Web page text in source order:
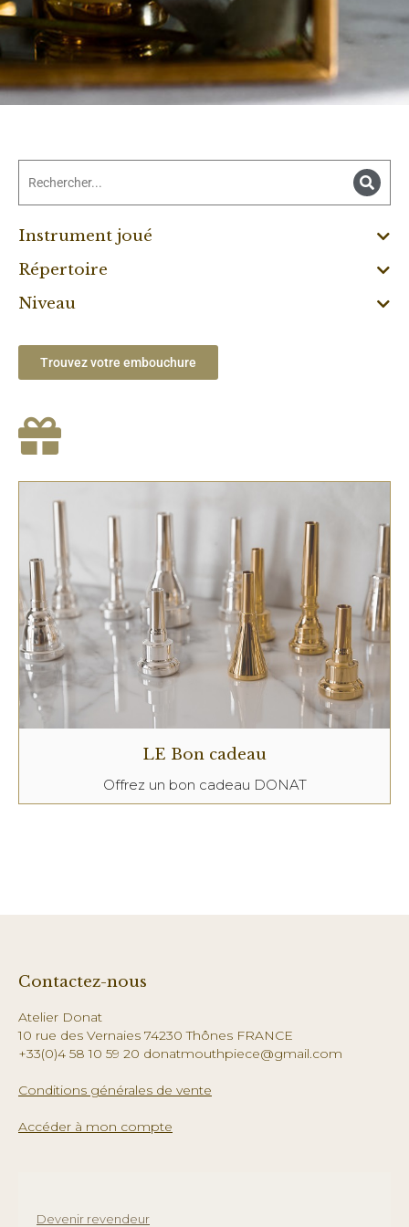
Instrument joué
Répertoire
Niveau
Trouvez votre embouchure
LE Bon cadeau
Offrez un bon cadeau DONAT
Contactez-nous
Atelier Donat
10 rue des Vernaies 74230 Thônes FRANCE
+33(0)4 58 10 59 20 donatmouthpiece@gmail.com
Conditions générales de vente
Accéder à mon compte
Devenir revendeur